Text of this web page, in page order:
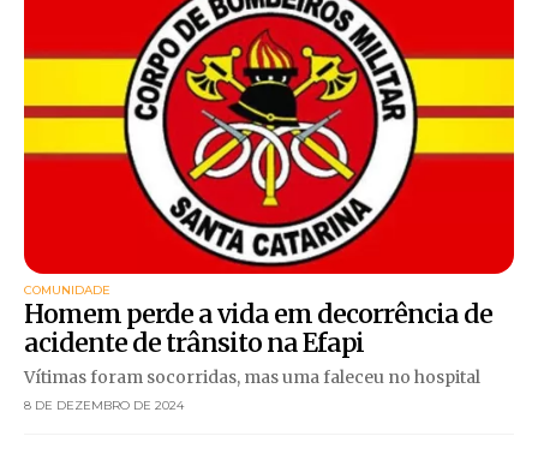
COMUNIDADE
Homem perde a vida em decorrência de
acidente de trânsito na Efapi
Vítimas foram socorridas, mas uma faleceu no hospital
8 DE DEZEMBRO DE 2024